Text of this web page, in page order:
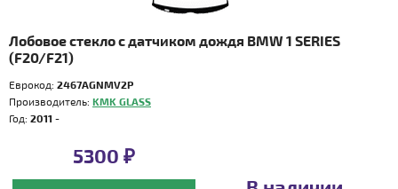
Лобовое стекло с датчиком дождя BMW 1 SERIES
(F20/F21)
Еврокод: 2467AGNMV2P
Производитель: KMK GLASS
Год: 2011 -
5300 ₽